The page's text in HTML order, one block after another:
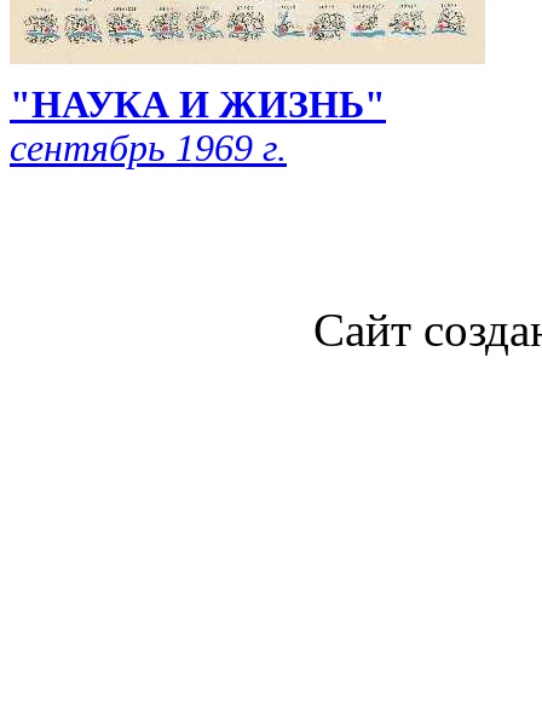
"НАУКА И ЖИЗНЬ"
сентябрь 1969 г.
Сайт